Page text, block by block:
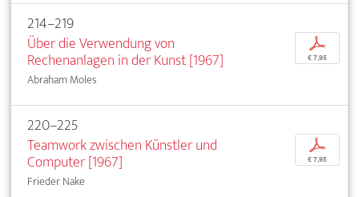
214–219
Über die Verwendung von
Rechenanlagen in der Kunst [1967]
Abraham Moles
p
€ 7,95
220–225
Teamwork zwischen Künstler und
Computer [1967]
Frieder Nake
p
€ 7,95